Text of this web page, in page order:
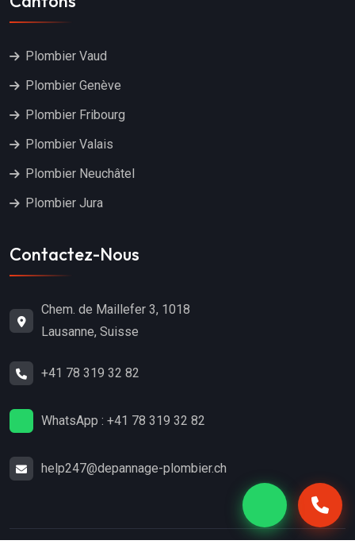
Plombier Vaud
Plombier Genève
Plombier Fribourg
Plombier Valais
Plombier Neuchâtel
Plombier Jura
Contactez-Nous
Chem. de Maillefer 3, 1018
Lausanne, Suisse
+41 78 319 32 82
WhatsApp : +41 78 319 32 82
help247@depannage-plombier.ch